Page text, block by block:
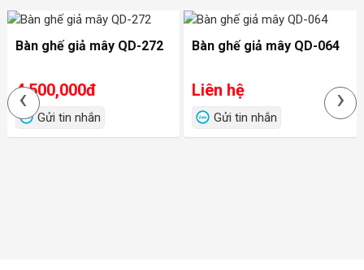
Bàn ghế giả mây QD-272
4,500,000đ
Gửi tin nhắn
Bàn ghế giả mây QD-064
Liên hệ
Gửi tin nhắn
‹ ›